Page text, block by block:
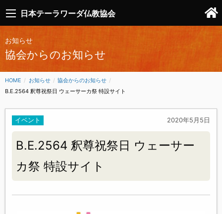
日本テーラワーダ仏教協会
お知らせ
協会からのお知らせ
HOME お知らせ
協会からのお知らせ
CURRENT:
B.E.2564 釈尊祝祭日 ウェーサーカ祭 特設サイト
イベント 2020年5月5日
B.E.2564 釈尊祝祭日 ウェーサー
カ祭 特設サイト